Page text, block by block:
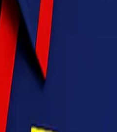
untuk cek ongkir, konsultasi
jasa kirim barang jakarta